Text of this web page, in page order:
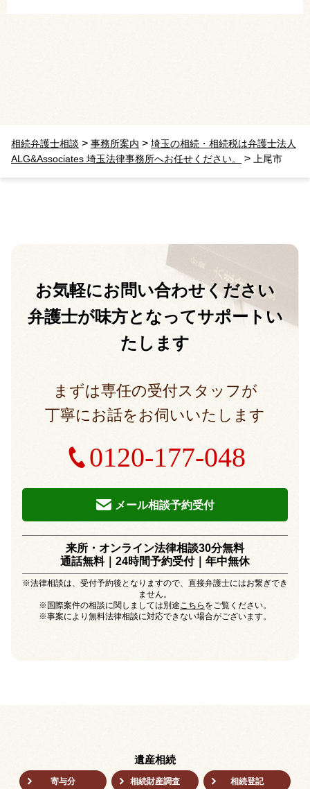
相続弁護士相談 > 事務所案内 > 埼玉の相続・相続税は弁護士法人
ALG&Associates 埼玉法律事務所へお任せください。
> 上尾市
お気軽にお問い合わせください
弁護士が味方となってサポートい
たします
まずは専任の受付スタッフが
丁寧にお話をお伺いいたします
0120-177-048
メール相談予約受付
来所・オンライン法律相談30分無料
通話無料｜24時間予約受付｜年中無休
※法律相談は、受付予約後となりますので、直接弁護士にはお繋ぎでき
ません。
※国際案件の相談に関しましては別途こちら をご覧ください。
※事案により無料法律相談に対応できない場合がございます。
遺産相続
寄与分 相続財産調査 相続登記